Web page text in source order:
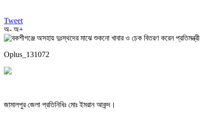
Tweet
অ- অ+
Oplus_131072
জামালপুর জেলা প্রতিনিধিঃ মোঃ ইমরান আকন্দ।